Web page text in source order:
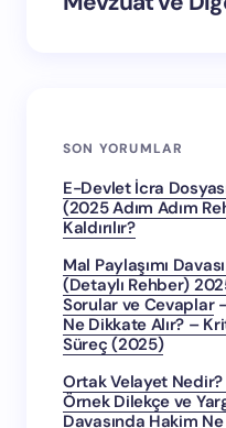
SON YORUMLAR
E-Devlet İcra
(2025 Adım Adım
Kaldırılır?
Mal Paylaşımı
(Detaylı Rehber)
Sorular ve Cevaplar
Ne Dikkate Alır? –
Süreç (2025)
Ortak Velayet Nedir?
Örnek Dilekçe ve
Davasında Hakim